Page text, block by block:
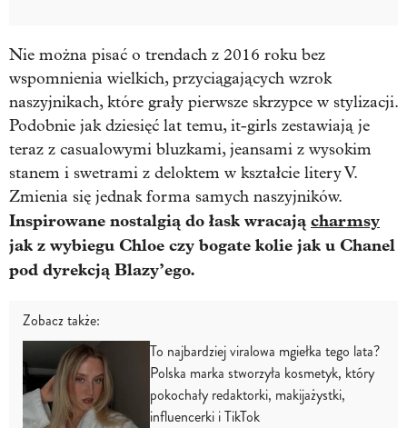
Nie można pisać o trendach z 2016 roku bez
wspomnienia wielkich, przyciągających wzrok
naszyjnikach, które grały pierwsze skrzypce w stylizacji.
Podobnie jak dziesięć lat temu, it-girls zestawiają je
teraz z casualowymi bluzkami, jeansami z wysokim
stanem i swetrami z deloktem w kształcie litery V.
Zmienia się jednak forma samych naszyjników.
Inspirowane nostalgią do łask wracają charmsy
jak z wybiegu Chloe czy bogate kolie jak u Chanel
pod dyrekcją Blazy’ego.
Zobacz także:
To najbardziej viralowa mgiełka tego lata?
Polska marka stworzyła kosmetyk, który
pokochały redaktorki, makijażystki,
influencerki i TikTok